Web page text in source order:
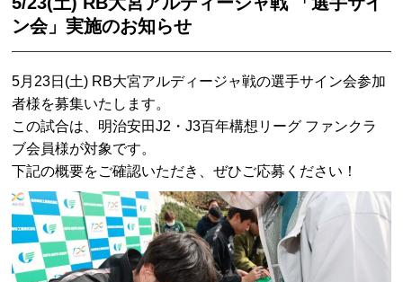
ン会」実施のお知らせ
5月23日(土) RB大宮アルディージャ戦の選手サイン会参加
者様を募集いたします。
この試合は、明治安田J2・J3百年構想リーグ ファンクラ
ブ会員様が対象です。
下記の概要をご確認いただき、ぜひご応募ください！